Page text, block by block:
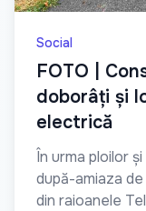
Social
FOTO |
doborâți și
electrică
În urma ploilor
după-amiaza
din raioanele